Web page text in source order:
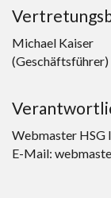
Michael Kaiser
(Geschäftsführer)
Webmaster HSG
E-Mail: